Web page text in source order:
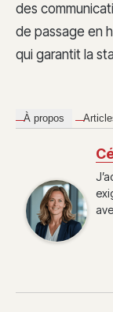
des
de passage en
qui garantit la
À propos